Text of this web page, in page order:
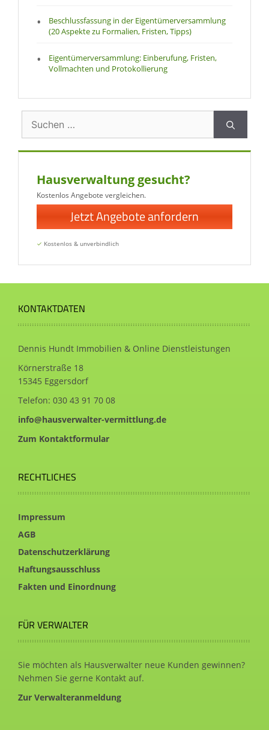
Beschlussfassung in der Eigentümerversammlung
(20 Aspekte zu Formalien, Fristen, Tipps)
Eigentümerversammlung: Einberufung, Fristen,
Vollmachten und Protokollierung
nach:
Hausverwaltung gesucht?
Kostenlos Angebote vergleichen.
Jetzt Angebote anfordern
✓ Kostenlos & unverbindlich
KONTAKTDATEN
Dennis Hundt Immobilien & Online Dienstleistungen
Körnerstraße 18
15345 Eggersdorf
Telefon: 030 43 91 70 08
info@hausverwalter-vermittlung.de
Zum Kontaktformular
RECHTLICHES
Impressum
AGB
Datenschutzerklärung
Haftungsausschluss
Fakten und Einordnung
FÜR VERWALTER
Sie möchten als Hausverwalter neue Kunden gewinnen?
Nehmen Sie gerne Kontakt auf.
Zur Verwalteranmeldung